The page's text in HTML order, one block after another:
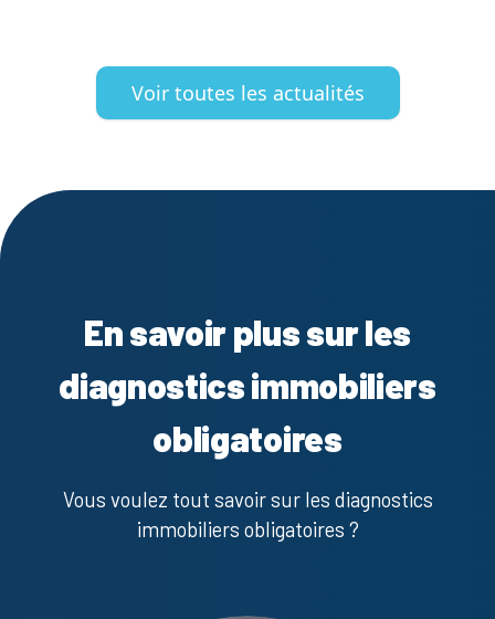
Voir toutes les actualités
En savoir plus sur les
diagnostics immobiliers
obligatoires
Vous voulez tout savoir sur les diagnostics
immobiliers obligatoires ?